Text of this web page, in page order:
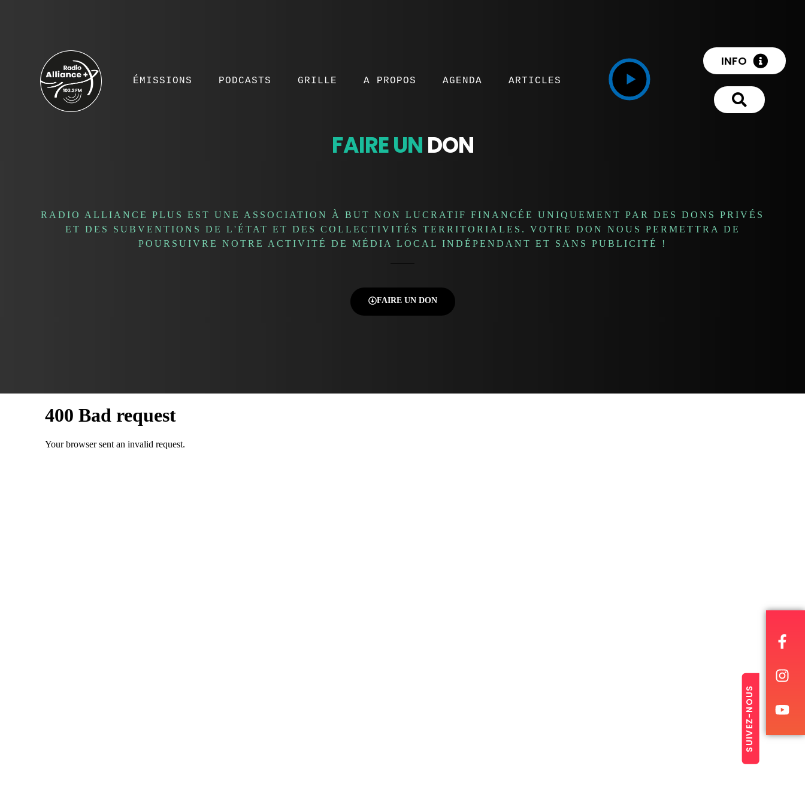
ÉMISSIONS PODCASTS GRILLE A PROPOS AGENDA ARTICLES
INFO
SUIVEZ-NOUS
FAIRE UNDON
RADIO ALLIANCE PLUS EST UNE ASSOCIATION À BUT NON LUCRATIF FINANCÉE UNIQUEMENT PAR DES DONS PRIVÉS
ET DES SUBVENTIONS DE L'ÉTAT ET DES COLLECTIVITÉS TERRITORIALES. VOTRE DON NOUS PERMETTRA DE
POURSUIVRE NOTRE ACTIVITÉ DE MÉDIA LOCAL INDÉPENDANT ET SANS PUBLICITÉ !
FAIRE UN DON